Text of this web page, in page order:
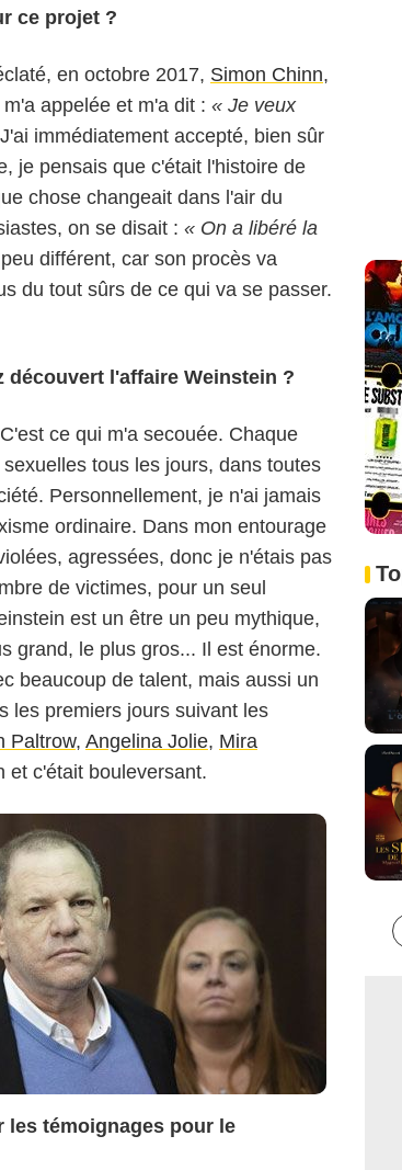
ce projet ?
en octobre 2017, Simon Chinn,
appelée et m'a dit : « Je veux
J'ai immédiatement accepté, bien sûr
je pensais que c'était l'histoire de
chose changeait dans l'air du
on se disait : « On a libéré la
différent, car son procès va
du tout sûrs de ce qui va se passer.
découvert l'affaire Weinstein ?
ce qui m'a secouée. Chaque
tous les jours, dans toutes
Personnellement, je n'ai jamais
ordinaire. Dans mon entourage
agressées, donc je n'étais pas
de victimes, pour un seul
est un être un peu mythique,
grand, le plus gros... Il est énorme.
beaucoup de talent, mais aussi un
les premiers jours suivant les
Paltrow, Angelina Jolie, Mira
et c'était bouleversant.
témoignages pour le